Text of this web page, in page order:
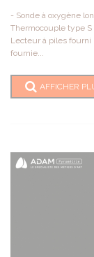
- Sonde à oxygène
Thermocouple type S
Lecteur à piles fourni
fournie...
AFFICHER